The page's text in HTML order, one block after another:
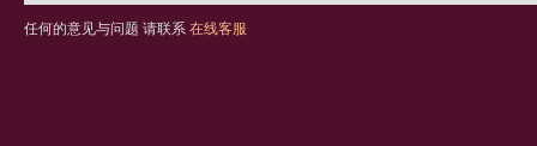
任何的意见与问题 请联系 在线客服